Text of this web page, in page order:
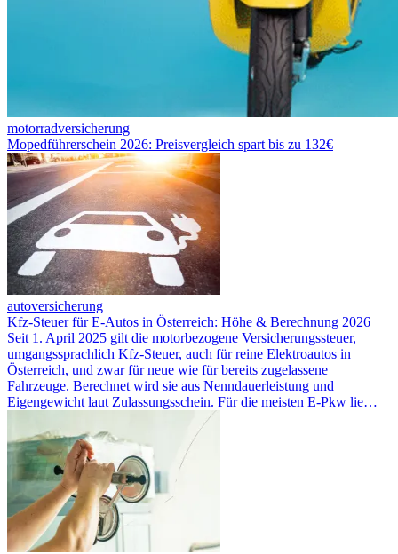
motorradversicherung
Mopedführerschein 2026: Preisvergleich spart bis zu 132€
autoversicherung
Kfz-Steuer für E-Autos in Österreich: Höhe & Berechnung 2026
Seit 1. April 2025 gilt die motorbezogene Versicherungssteuer,
umgangssprachlich Kfz-Steuer, auch für reine Elektroautos in
Österreich, und zwar für neue wie für bereits zugelassene
Fahrzeuge. Berechnet wird sie aus Nenndauerleistung und
Eigengewicht laut Zulassungsschein. Für die meisten E-Pkw lie…